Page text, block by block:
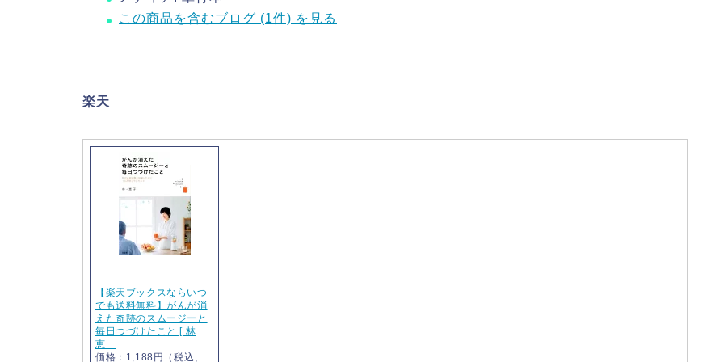
この商品を含むブログ (1件) を見る
楽天
【楽天ブックスならいつ
でも送料無料】がんが消
えた奇跡のスムージーと
毎日つづけたこと [ 林
恵…
価格：1,188円（税込、